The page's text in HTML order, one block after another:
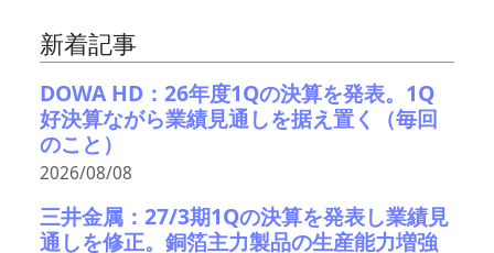
新着記事
DOWA HD：26年度1Qの決算を発表。1Q
好決算ながら業績見通しを据え置く（毎回
のこと）
2026/08/08
三井金属：27/3期1Qの決算を発表し業績見
通しを修正。銅箔主力製品の生産能力増強